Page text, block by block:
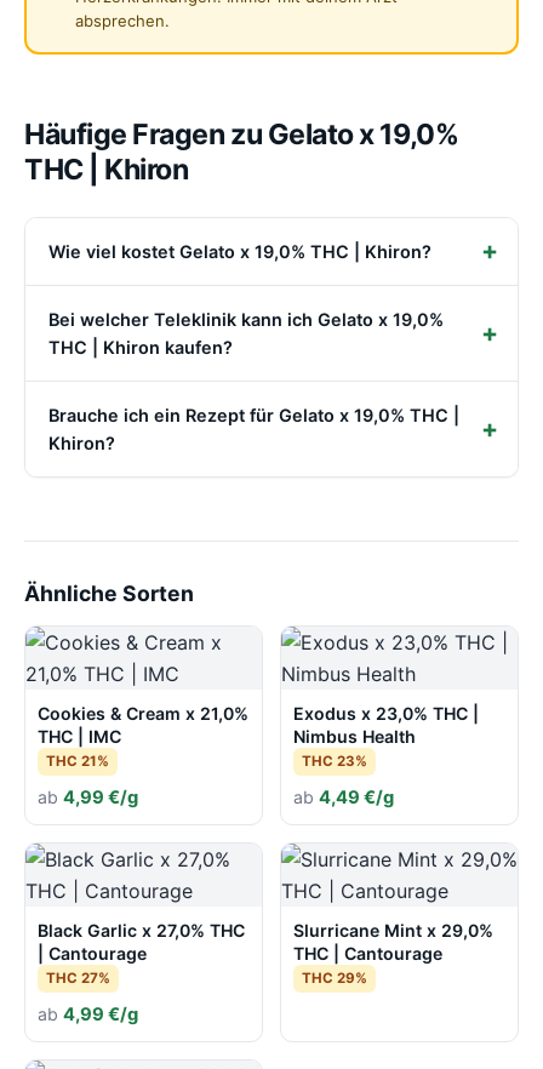
absprechen.
Häufige Fragen zu Gelato x 19,0%
THC | Khiron
Wie viel kostet Gelato x 19,0% THC | Khiron?
Bei welcher Teleklinik kann ich Gelato x 19,0%
THC | Khiron kaufen?
Brauche ich ein Rezept für Gelato x 19,0% THC |
Khiron?
Ähnliche Sorten
Cookies & Cream x 21,0%
THC | IMC
THC 21%
ab 4,99 €/g
Exodus x 23,0% THC |
Nimbus Health
THC 23%
ab 4,49 €/g
Black Garlic x 27,0% THC
| Cantourage
THC 27%
ab 4,99 €/g
Slurricane Mint x 29,0%
THC | Cantourage
THC 29%